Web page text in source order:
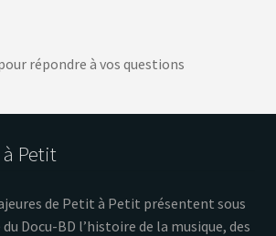
répondre à vos questions
Petit
de Petit à Petit présentent sous
Docu-BD l’histoire de la musique, des